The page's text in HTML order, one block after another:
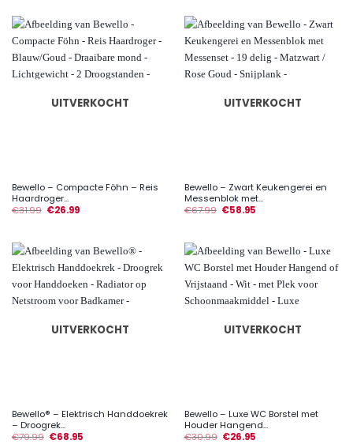
UITVERKOCHT
Bewello – Compacte Föhn – Reis
Haardroger...
€31.99 €26.99
UITVERKOCHT
Bewello – Zwart Keukengerei en
Messenblok met...
€67.99 €58.95
UITVERKOCHT
Bewello® – Elektrisch Handdoekrek
– Droogrek...
€79.99 €68.95
UITVERKOCHT
Bewello – Luxe WC Borstel met
Houder Hangend...
€30.99 €26.95